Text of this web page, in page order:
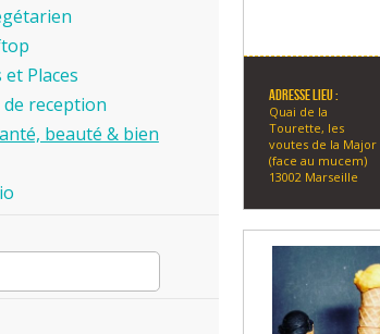
et Places
de reception
beauté & bien
Adresse lieu :
Quai de la
Tourette, les
voutes de la Major
(face au mucem)
13002 Marseille